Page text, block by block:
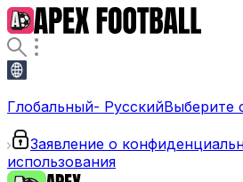
Глобальный- РусскийВыберите
Заявление о
использования